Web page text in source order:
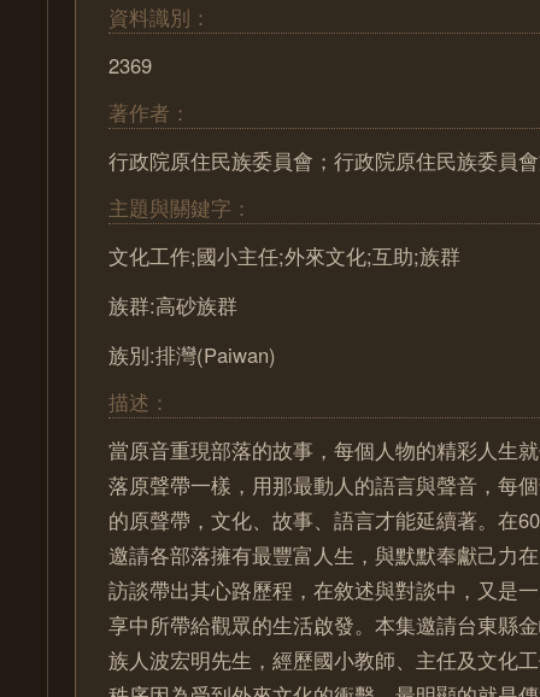
資料識別：
2369
著作者：
行政院原住民族委員會；行政院原住民族委員
主題與關鍵字：
文化工作;國小主任;外來文化;互助;族群
族群:高砂族群
族別:排灣(Paiwan)
描述：
當原音重現部落的故事，每個人物的精彩人生
落原聲帶一樣，用那最動人的語言與聲音，每
的原聲帶，文化、故事、語言才能延續著。在
邀請各部落擁有最豐富人生，與默默奉獻己力
訪談帶出其心路歷程，在敘述與對談中，又是
享中所帶給觀眾的生活啟發。本集邀請台東縣
族人波宏明先生，經歷國小教師、主任及文化